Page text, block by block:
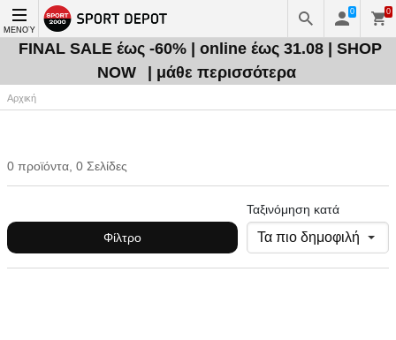
ΜΕΝΟΎ
0 0
FINAL SALE έως -60% | online έως 31.08 | SHOP
NOW
| μάθε περισσότερα
Αρχική
0 προϊόντα, 0 Σελίδες
Φίλτρο
Ταξινόμηση κατά